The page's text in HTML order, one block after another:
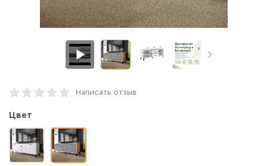
Написать отзыв
Цвет